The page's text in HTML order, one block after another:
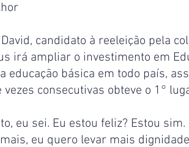
candidato à reeleição pela
irá ampliar o investimento em
educação básica em todo país,
vezes consecutivas obteve o 1°
eu sei. Eu estou feliz? Estou
eu quero levar mais